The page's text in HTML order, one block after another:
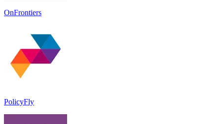
OnFrontiers
PolicyFly